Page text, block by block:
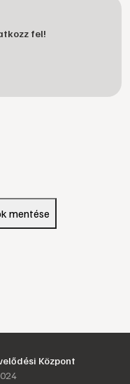
fel!
mentése
Központ